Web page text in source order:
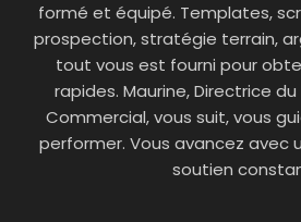
formé et équipé. Templates,
prospection, stratégie terrain,
tout vous est fourni pour
rapides. Maurine, Directrice
Commercial, vous suit, vous
performer. Vous avancez avec
soutien